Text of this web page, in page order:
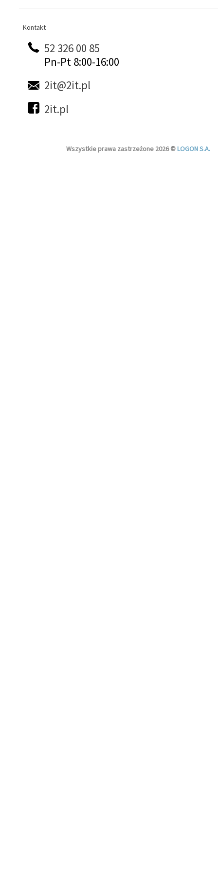
Kontakt
Kontakt
52 326 00 85
Pn-Pt 8:00-16:00
2it@2it.pl
2it.pl
Wszystkie prawa zastrzeżone 2026 ©LOGON S.A.